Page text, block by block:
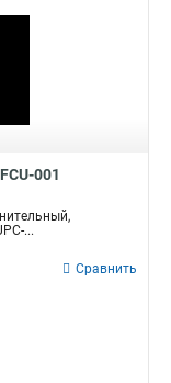
001
...
Сравнить